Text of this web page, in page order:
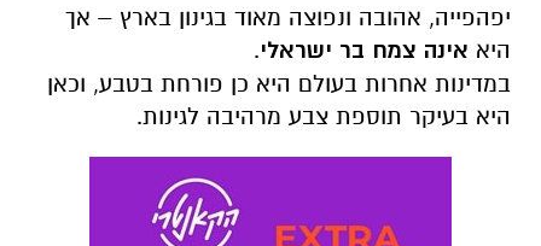
יפהפייה, אהובה ונפוצה מאוד בגינון בארץ – אך
היא אינה צמח בר ישראלי.
במדינות אחרות בעולם היא כן פורחת בטבע, וכאן
היא בעיקר תוספת צבע מרהיבה לגינות.